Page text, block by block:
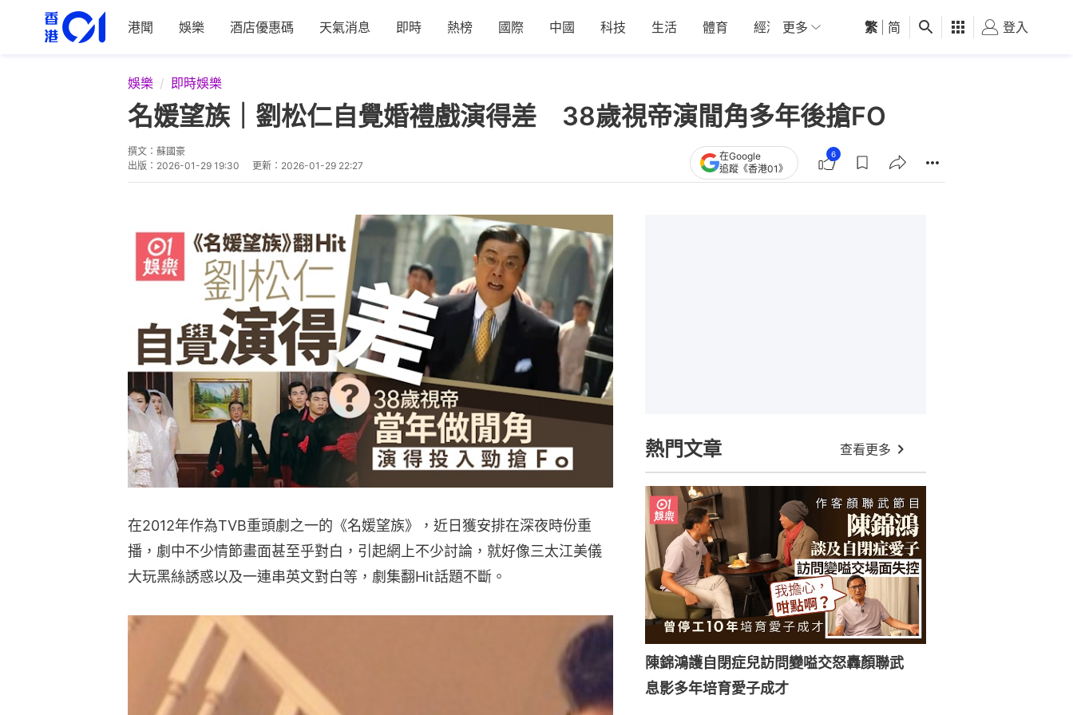
港聞 娛樂 酒店優惠碼 天氣消息 即時 熱榜 國際 中國 科技 生活 體育 經濟 01深圳 觀點 健康 好食玩飛
更多 繁 简 登入
娛樂 即時娛樂
名媛望族｜劉松仁自覺婚禮戲演得差 38歲視帝演閒角多年後搶FO
撰文： 蘇國豪
出版： 2026-01-29 19:30 更新： 2026-01-29 22:27
在Google
追蹤《香港01》
6
在2012年作為TVB重頭劇之一的《名媛望族》，近日獲安排在深夜時份重
播，劇中不少情節畫面甚至乎對白，引起網上不少討論，就好像三太江美儀
大玩黑絲誘惑以及一連串英文對白等，劇集翻Hit話題不斷。
熱門文章 查看更多
陳錦鴻護自閉症兒訪問變嗌交怒轟顏聯武
息影多年培育愛子成才